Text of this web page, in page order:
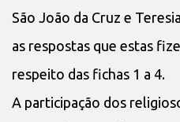
São João da Cruz e
as respostas que estas
respeito das fichas 1 a 4.
A participação dos